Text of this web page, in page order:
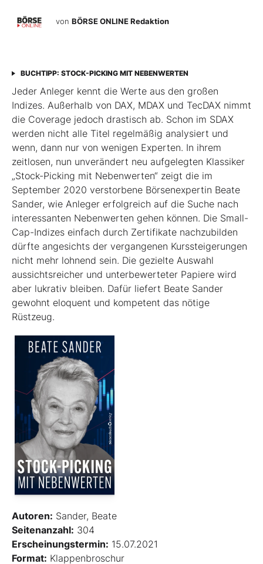
von BÖRSE ONLINE Redaktion
BUCHTIPP: STOCK-PICKING MIT NEBENWERTEN
Jeder Anleger kennt die Werte aus den großen
Indizes. Außerhalb von DAX, MDAX und TecDAX nimmt
die Coverage jedoch drastisch ab. Schon im SDAX
werden nicht alle Titel regel­mäßig analysiert und
wenn, dann nur von wenigen Experten. In ihrem
zeitlosen, nun unverändert neu aufgelegten Klassiker
„Stock-Picking mit Nebenwerten“ zeigt die im
September 2020 verstorbene Börsenexpertin Beate
Sander, wie Anleger erfolgreich auf die Suche nach
interessanten Nebenwerten gehen können. Die Small-
Cap-Indizes einfach durch Zertifikate nachzubilden
dürfte angesichts der vergangenen Kurssteiger­ungen
nicht mehr lohnend sein. Die gezielte Auswahl
aussichtsreicher und unterbewerteter Papiere wird
aber lukrativ bleiben. Dafür liefert Beate Sander
gewohnt eloquent und kompetent das nötige
Rüstzeug.
Autoren: Sander, Beate
Seitenanzahl: 304
Erscheinungstermin: 15.07.2021
Format: Klappenbroschur